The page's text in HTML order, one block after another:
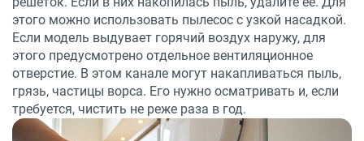
этого можно использовать пылесос с узкой насадкой.
Если модель выдувает горячий воздух наружу, для
этого предусмотрено отдельное вентиляционное
отверстие. В этом канале могут накапливаться пыль,
грязь, частицы ворса. Его нужно осматривать и, если
требуется, чистить не реже раза в год.